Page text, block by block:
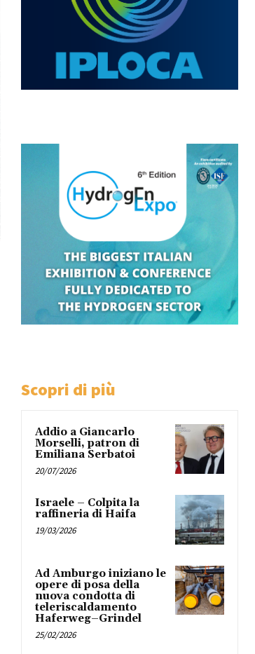
Scopri di più
Addio a Giancarlo
Morselli, patron di
Emiliana Serbatoi
20/07/2026
Israele – Colpita la
raffineria di Haifa
19/03/2026
Ad Amburgo iniziano le
opere di posa della
nuova condotta di
teleriscaldamento
Haferweg–Grindel
25/02/2026